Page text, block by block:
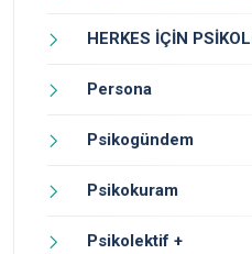
HERKES İÇİN
Persona
Psikogündem
Psikokuram
Psikolektif +